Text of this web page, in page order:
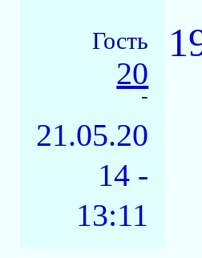
Гость
20
-
21.05.20
14 -
13:11